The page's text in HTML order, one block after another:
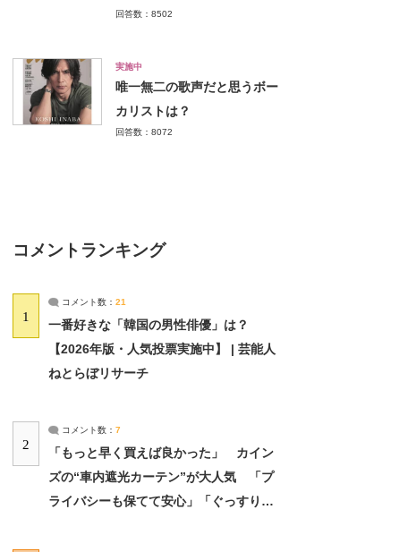
回答数：8502
実施中
唯一無二の歌声だと思うボー
カリストは？
回答数：8072
コメントランキング
1
コメント数： 21
一番好きな「韓国の男性俳優」は？
【2026年版・人気投票実施中】 | 芸能人
ねとらぼリサーチ
2
コメント数： 7
「もっと早く買えば良かった」 カイン
ズの“車内遮光カーテン”が大人気 「プ
ライバシーも保てて安心」「ぐっすり眠